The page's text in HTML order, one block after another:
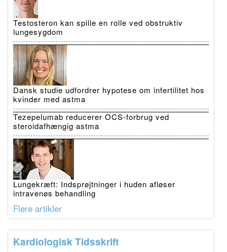
Testosteron kan spille en rolle ved obstruktiv
lungesygdom
Dansk studie udfordrer hypotese om infertilitet hos
kvinder med astma
Tezepelumab reducerer OCS-forbrug ved
steroidafhængig astma
Lungekræft: Indsprøjtninger i huden afløser
intravenøs behandling
Flere artikler
Kardiologisk Tidsskrift